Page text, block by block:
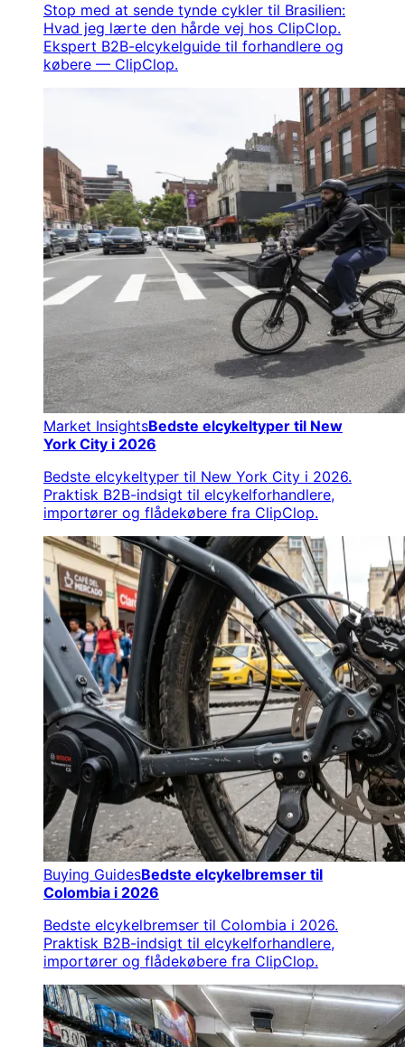
Stop med at sende tynde cykler til Brasilien:
Hvad jeg lærte den hårde vej hos ClipClop.
Ekspert B2B-elcykelguide til forhandlere og
købere — ClipClop.
Market InsightsBedste elcykeltyper til New
York City i 2026
Bedste elcykeltyper til New York City i 2026.
Praktisk B2B-indsigt til elcykelforhandlere,
importører og flådekøbere fra ClipClop.
Buying GuidesBedste elcykelbremser til
Colombia i 2026
Bedste elcykelbremser til Colombia i 2026.
Praktisk B2B-indsigt til elcykelforhandlere,
importører og flådekøbere fra ClipClop.